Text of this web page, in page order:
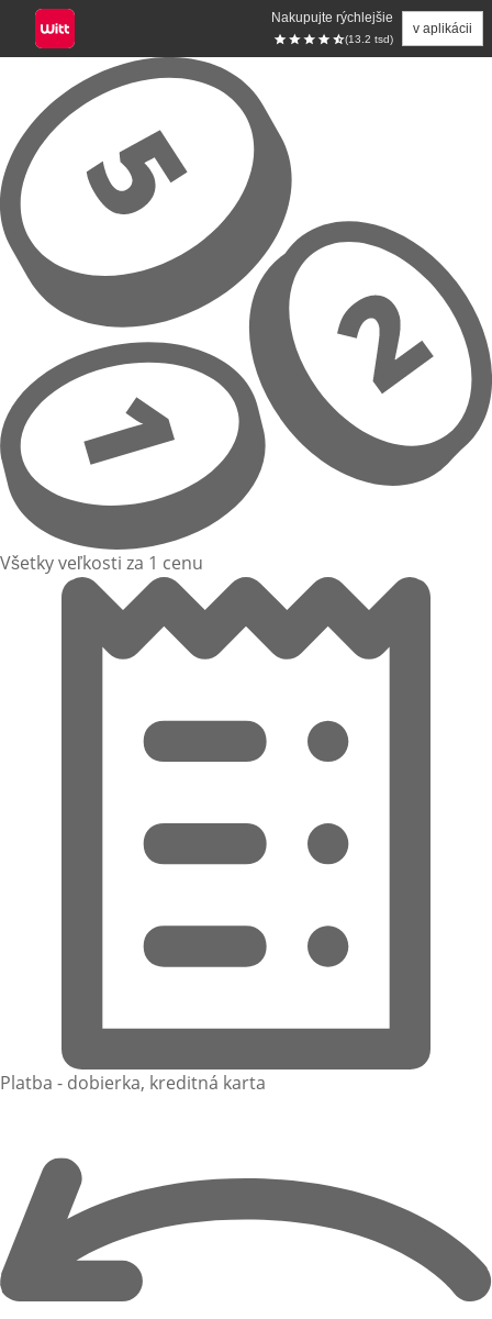
Nakupujte rýchlejšie
(13.2 tsd)
v aplikácii
Prejsť na hlavný obsah
Všetky veľkosti za 1 cenu
Platba - dobierka, kreditná karta